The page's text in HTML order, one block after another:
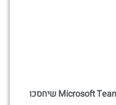
10 טיפים מתקדמים ל-Microsoft Teams שיחסכו